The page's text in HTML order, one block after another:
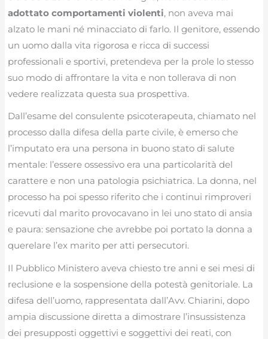
adottato comportamenti violenti, non aveva mai
alzato le mani né minacciato di farlo. Il genitore, essendo
un uomo dalla vita rigorosa e ricca di successi
professionali e sportivi, pretendeva per la prole lo stesso
suo modo di affrontare la vita e non tollerava di non
vedere realizzata questa sua prospettiva.
Dall’esame del consulente psicoterapeuta, chiamato nel
processo dalla difesa della parte civile, è emerso che
l’imputato era una persona in buono stato di salute
mentale: l’essere ossessivo era una particolarità del
carattere e non una patologia psichiatrica. La donna, nel
processo ha poi spesso riferito che i continui rimproveri
ricevuti dal marito provocavano in lei uno stato di ansia
e paura: sensazione che avrebbe poi portato la donna a
querelare l’ex marito per atti persecutori.
Il Pubblico Ministero aveva chiesto tre anni e sei mesi di
reclusione e la sospensione della potestà genitoriale. La
difesa dell’uomo, rappresentata dall’Avv. Chiarini, dopo
ampia discussione diretta a dimostrare l’insussistenza
dei presupposti oggettivi e soggettivi dei reati, con